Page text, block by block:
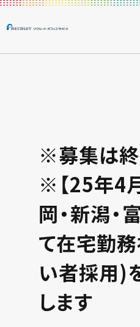
※募集は終
※【25年4
岡・新潟・
て在宅勤
い者採用)
します